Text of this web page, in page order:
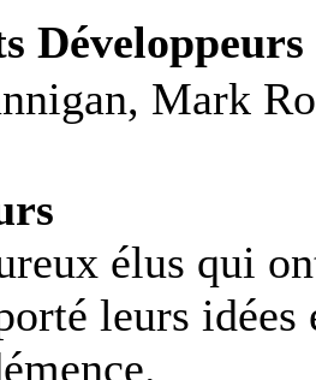
Développeurs
Mark
élus qui
leurs